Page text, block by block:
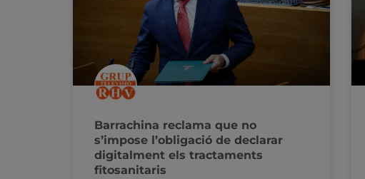
Barrachina reclama que no
s’impose l’obligació de declarar
digitalment els tractaments
fitosanitaris